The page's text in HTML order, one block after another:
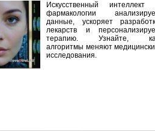
Искусственный интеллект
фармакологии
данные, ускоряет
лекарств и
терапию. Узнайте,
алгоритмы меняют
исследования.